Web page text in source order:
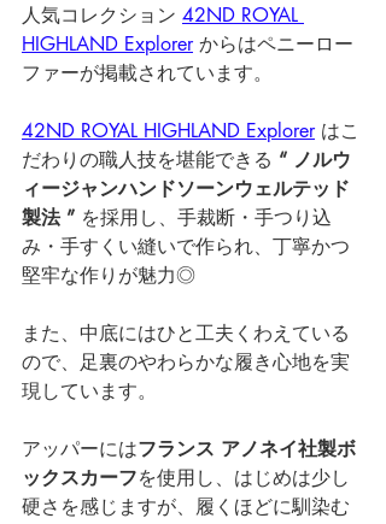
人気コレクション 42ND ROYAL
HIGHLAND Explorer からはペニーロー
ファーが掲載されています。
42ND ROYAL HIGHLAND Explorer はこ
だわりの職人技を堪能できる “ ノルウ
ィージャンハンドソーンウェルテッド
製法 ” を採用し、手裁断・手つり込
み・手すくい縫いで作られ、丁寧かつ
堅牢な作りが魅力◎
また、中底にはひと工夫くわえている
ので、足裏のやわらかな履き心地を実
現しています。
アッパーにはフランス アノネイ社製ボ
ックスカーフを使用し、 はじめは少し
硬さを感じますが、履くほどに馴染む